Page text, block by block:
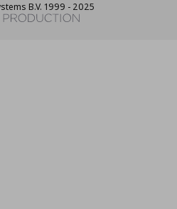
B.V. 1999 - 2025